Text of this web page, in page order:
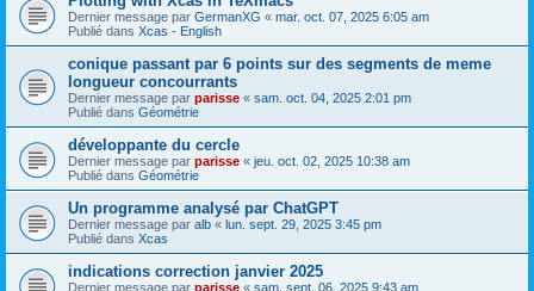
Dernier message par GermanXG « mar. oct. 07, 2025 6:05 am
Publié dans Xcas - English
conique passant par 6 points sur des segments de meme
longueur concourrants
Dernier message par parisse « sam. oct. 04, 2025 2:01 pm
Publié dans Géométrie
développante du cercle
Dernier message par parisse « jeu. oct. 02, 2025 10:38 am
Publié dans Géométrie
Un programme analysé par ChatGPT
Dernier message par alb « lun. sept. 29, 2025 3:45 pm
Publié dans Xcas
indications correction janvier 2025
Dernier message par parisse « sam. sept. 06, 2025 9:43 am